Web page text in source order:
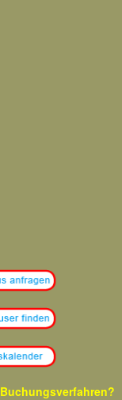
Buchungsverfahren?